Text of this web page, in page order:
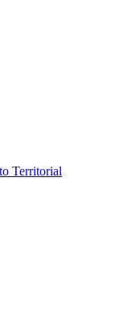
Territorial